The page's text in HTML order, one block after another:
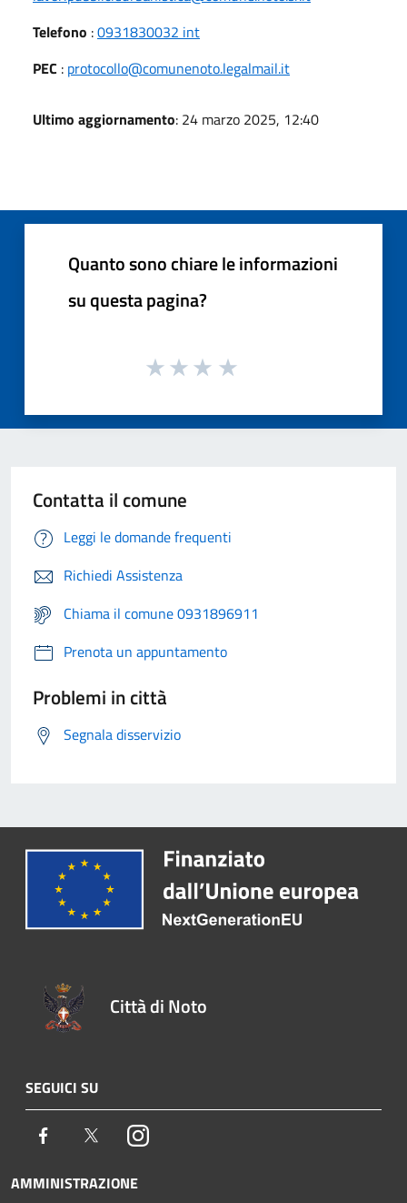
Telefono :0931830032 int
PEC : protocollo@comunenoto.legalmail.it
Ultimo aggiornamento: 24 marzo 2025, 12:40
Quanto sono chiare le informazioni
su questa pagina?
Contatta il comune
Leggi le domande frequenti
Richiedi Assistenza
Chiama il comune 0931896911
Prenota un appuntamento
Problemi in città
Segnala disservizio
Città di Noto
SEGUICI SU
Facebook TwitterInstagram
AMMINISTRAZIONE